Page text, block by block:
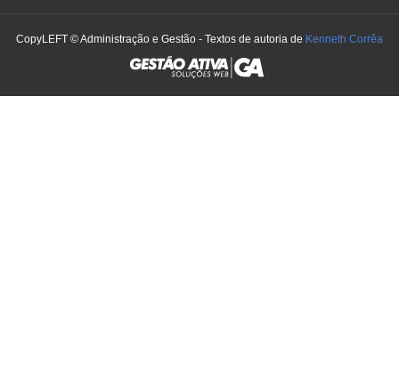
CopyLEFT © Administração e Gestão - Textos de autoria de Kenneth Corrêa